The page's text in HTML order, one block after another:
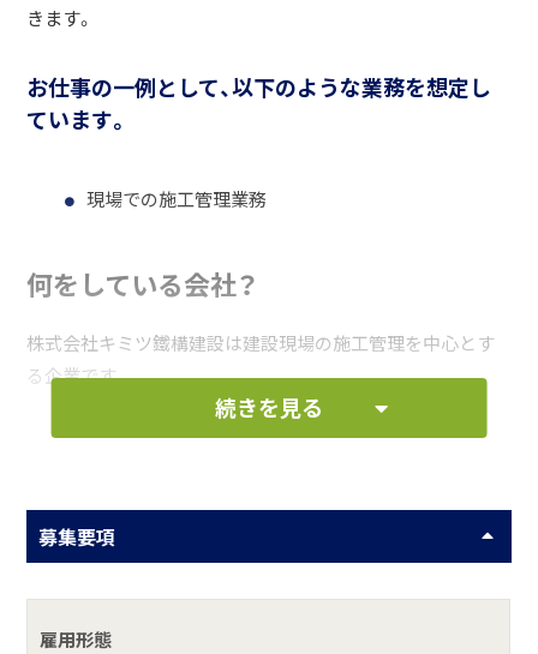
きます。
お仕事の一例として、以下のような業務を想定し
ています。
現場での施工管理業務
何をしている会社？
株式会社キミツ鐵構建設は建設現場の施工管理を中心とす
る企業です。
続きを見る
募集要項
雇用形態